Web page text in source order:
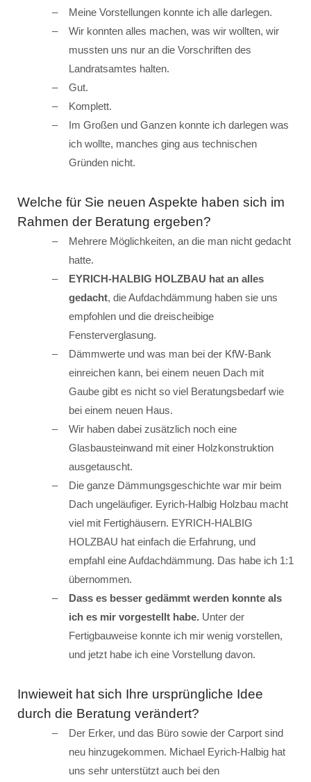
Meine Vorstellungen konnte ich alle darlegen.
Wir konnten alles machen, was wir wollten, wir
mussten uns nur an die Vorschriften des
Landratsamtes halten.
Gut.
Komplett.
Im Großen und Ganzen konnte ich darlegen was
ich wollte, manches ging aus technischen
Gründen nicht.
Welche für Sie neuen Aspekte haben sich im
Rahmen der Beratung ergeben?
Mehrere Möglichkeiten, an die man nicht gedacht
hatte.
EYRICH-HALBIG HOLZBAU hat an alles
gedacht, die Aufdachdämmung haben sie uns
empfohlen und die dreischeibige
Fensterverglasung.
Dämmwerte und was man bei der KfW-Bank
einreichen kann, bei einem neuen Dach mit
Gaube gibt es nicht so viel Beratungsbedarf wie
bei einem neuen Haus.
Wir haben dabei zusätzlich noch eine
Glasbausteinwand mit einer Holzkonstruktion
ausgetauscht.
Die ganze Dämmungsgeschichte war mir beim
Dach ungeläufiger. Eyrich-Halbig Holzbau macht
viel mit Fertighäusern. EYRICH-HALBIG
HOLZBAU hat einfach die Erfahrung, und
empfahl eine Aufdachdämmung. Das habe ich 1:1
übernommen.
Dass es besser gedämmt werden konnte als
ich es mir vorgestellt habe. Unter der
Fertigbauweise konnte ich mir wenig vorstellen,
und jetzt habe ich eine Vorstellung davon.
Inwieweit hat sich Ihre ursprüngliche Idee
durch die Beratung verändert?
Der Erker, und das Büro sowie der Carport sind
neu hinzugekommen. Michael Eyrich-Halbig hat
uns sehr unterstützt auch bei den